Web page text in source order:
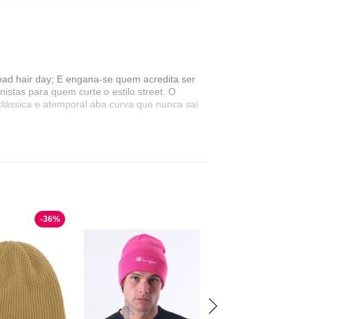
hair day; E engana-se quem acredita ser
para quem curte o estilo street. O
e atemporal aba curva que nunca sai
forte compromisso com projetar e
como uma marca icônica, com essência
-36%